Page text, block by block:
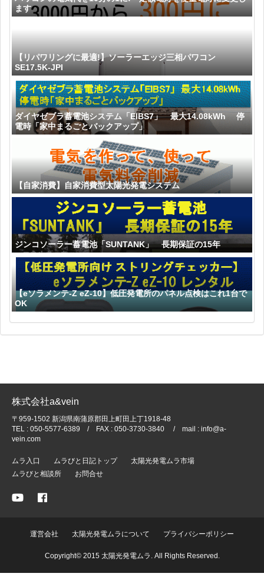
ます
【リパワリングに最適!】ソーラーエッジ三相パワコン
SE17.5K-JPI
ダイヤゼブラ蓄電池システム「EIBS7」 最大14.08kWh 停
電時「家中まるごとバックアップ」
【自家消費】自家消費型太陽光発電システム
ジンコソーラー蓄電池「SUNTANK」 長期保証の15年
【eソラメンテ-Z eZ-10】低圧発電所のパネル点検はこれ1台で
OK
株式会社a&vein
〒959-1502 新潟県南蒲原郡田上町田上丁1918-48
TEL : 050-5577-6389 / FAX : 050-3730-3840 / mail : info@a-
vein.com
ムラ入口 ムラびと日記トップ
太陽光発電ムラ市場
ムラびと相談所
お問合せ
運営会社 太陽光発電ムラについて プライバシーポリシー
Copyright© 2015 太陽光発電ムラ. All Rights Reserved.